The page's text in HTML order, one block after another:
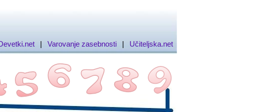
| Varovanje zasebnosti | Učiteljska.net